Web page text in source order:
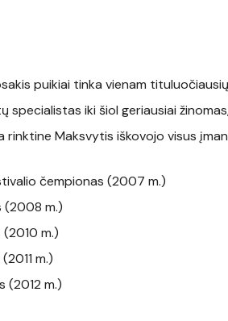
puikiai tinka vienam
specialistas iki šiol geriausiai
rinktine Maksvytis iškovojo visus
čempionas (2007 m.)
(2008 m.)
m.)
m.)
(2012 m.)